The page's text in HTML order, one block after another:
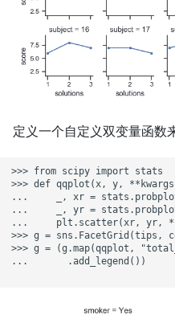
定义一个自定义双变量函数
>>> from scipy import stats
>>> def qqplot(x, y,
...     _, xr =
...     _, yr =
...     plt.scatter(xr, yr,
>>> g = sns.FacetGrid(tips,
>>> g = (g.map(qqplot,
...       .add_legend())